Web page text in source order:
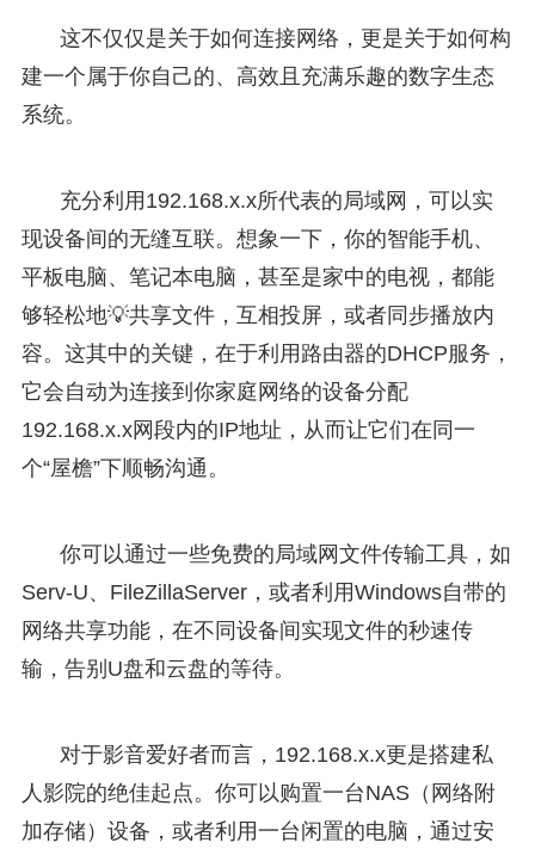
这不仅仅是关于如何连接网络，更是关于如何构
建一个属于你自己的、高效且充满乐趣的数字生态
系统。
充分利用192.168.x.x所代表的局域网，可以实
现设备间的无缝互联。想象一下，你的智能手机、
平板电脑、笔记本电脑，甚至是家中的电视，都能
够轻松地💡共享文件，互相投屏，或者同步播放内
容。这其中的关键，在于利用路由器的DHCP服务，
它会自动为连接到你家庭网络的设备分配
192.168.x.x网段内的IP地址，从而让它们在同一
个“屋檐”下顺畅沟通。
你可以通过一些免费的局域网文件传输工具，如
Serv-U、FileZillaServer，或者利用Windows自带的
网络共享功能，在不同设备间实现文件的秒速传
输，告别U盘和云盘的等待。
对于影音爱好者而言，192.168.x.x更是搭建私
人影院的绝佳起点。你可以购置一台NAS（网络附
加存储）设备，或者利用一台闲置的电脑，通过安